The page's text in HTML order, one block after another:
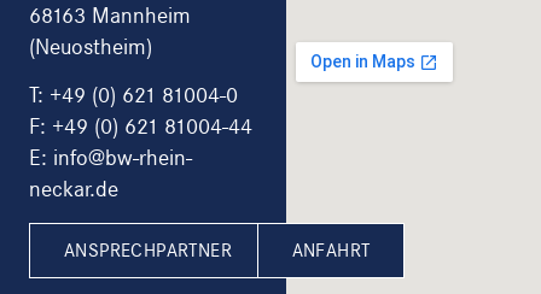
68163 Mannheim
(Neuostheim)
T: +49 (0) 621 81004-0
F: +49 (0) 621 81004-44
E: info@bw-rhein-
neckar.de
ANSPRECHPARTNER ANFAHRT